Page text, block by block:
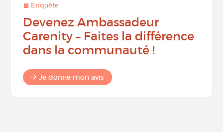
Enquête
Devenez Ambassadeur
Carenity – Faites la différence
dans la communauté !
Je donne mon avis